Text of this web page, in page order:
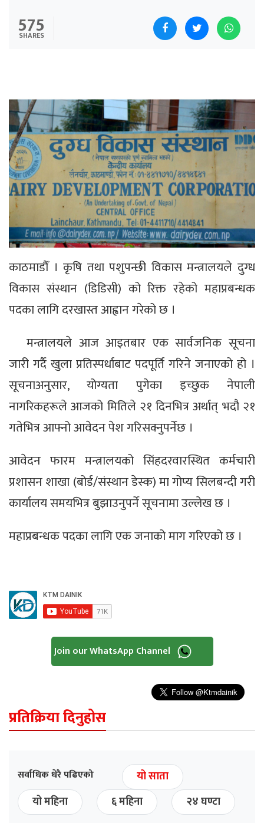
575
SHARES
काठमाडौँ । कृषि तथा पशुपन्छी विकास मन्त्रालयले दुग्ध
विकास संस्थान (डिडिसी) को रिक्त रहेको महाप्रबन्धक
पदका लागि दरखास्त आह्वान गरेको छ ।
मन्त्रालयले आज आइतबार एक सार्वजनिक सूचना
जारी गर्दै खुला प्रतिस्पर्धाबाट पदपूर्ति गरिने जनाएको हो ।
सूचनाअनुसार, योग्यता पुगेका इच्छुक नेपाली
नागरिकहरूले आजको मितिले २१ दिनभित्र अर्थात् भदौ २१
गतेभित्र आफ्नो आवेदन पेश गरिसक्नुपर्नेछ ।
आवेदन फारम मन्त्रालयको सिंहदरवारस्थित कर्मचारी
प्रशासन शाखा (बोर्ड/संस्थान डेस्क) मा गोप्य सिलबन्दी गरी
कार्यालय समयभित्र बुझाउनुपर्ने सूचनामा उल्लेख छ ।
महाप्रबन्धक पदका लागि एक जनाको माग गरिएको छ ।
Join our WhatsApp Channel
प्रतिक्रिया दिनुहोस
सर्वाधिक धेरै पढिएको
यो साता
यो महिना
६ महिना २४ घण्टा